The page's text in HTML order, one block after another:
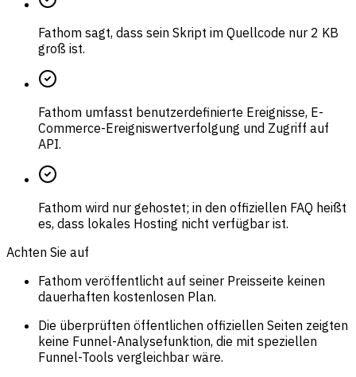
Fathom sagt, dass sein Skript im Quellcode nur 2 KB
groß ist.
Fathom umfasst benutzerdefinierte Ereignisse, E-
Commerce-Ereigniswertverfolgung und Zugriff auf
API.
Fathom wird nur gehostet; in den offiziellen FAQ heißt
es, dass lokales Hosting nicht verfügbar ist.
Achten Sie auf
Fathom veröffentlicht auf seiner Preisseite keinen
dauerhaften kostenlosen Plan.
Die überprüften öffentlichen offiziellen Seiten zeigten
keine Funnel-Analysefunktion, die mit speziellen
Funnel-Tools vergleichbar wäre.